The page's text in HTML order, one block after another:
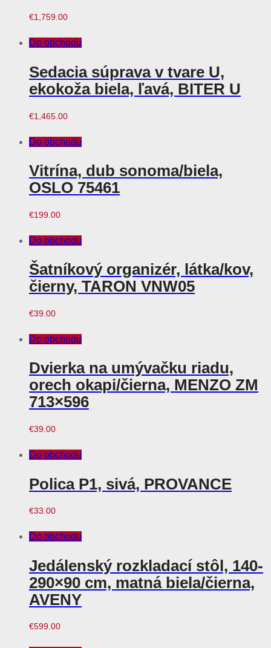
€1,759.00
Do obchodu
Sedacia súprava v tvare U,
ekokoža biela, ľavá, BITER U
€1,465.00
Do obchodu
Vitrína, dub sonoma/biela,
OSLO 75461
€199.00
Do obchodu
Šatníkový organizér, látka/kov,
čierny, TARON VNW05
€39.00
Do obchodu
Dvierka na umývačku riadu,
orech okapi/čierna, MENZO ZM
713×596
€39.00
Do obchodu
Polica P1, sivá, PROVANCE
€33.00
Do obchodu
Jedálenský rozkladací stôl, 140-
290×90 cm, matná biela/čierna,
AVENY
€599.00